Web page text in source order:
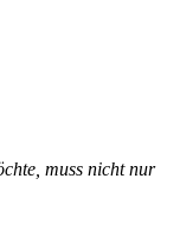
muss nicht nur